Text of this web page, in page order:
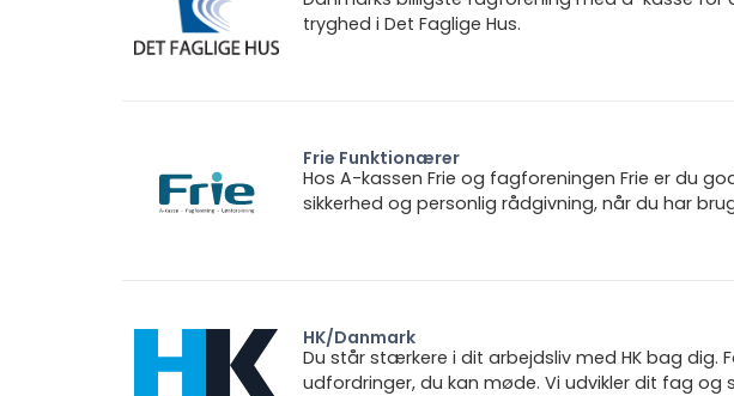
tryghed i Det Faglige Hus.
Frie Funktionærer
Hos A-kassen Frie og fagforeningen Frie er du
sikkerhed og personlig rådgivning, når du har
HK/Danmark
Du står stærkere i dit arbejdsliv med HK bag dig.
udfordringer, du kan møde. Vi udvikler dit fag og